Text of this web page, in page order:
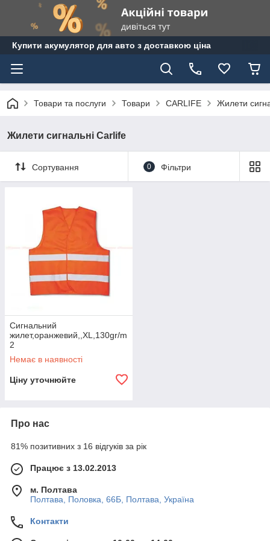
Купити акумулятор для авто з доставкою ціна
Товари та послуги Товари CARLIFE Жилети
Жилети сигнальні Carlife
Сортування 0 Фільтри
Сигнальний
жилет,оранжевий,,XL,130gr/m
2
Немає в наявності
Ціну уточнюйте
Про нас
81% позитивних з 16 відгуків за рік
Працює з 13.02.2013
м. Полтава
Полтава, Половка, 66Б, Полтава, Україна
Контакти